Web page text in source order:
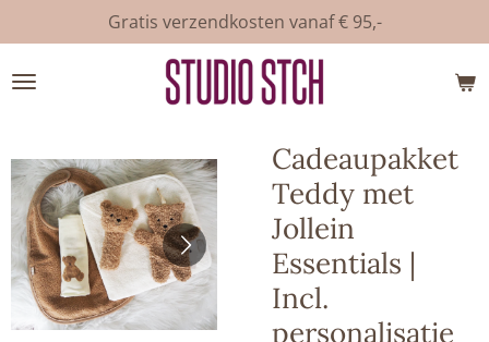
direct
naar
Gratis verzendkosten vanaf € 95,-
Cadeaupakket
Teddy met
Jollein
Essentials |
Incl.
personalisatie